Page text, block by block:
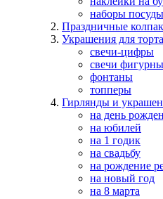
наборы посуды
Праздничные
Украшения для торта
свечи-цифры
свечи
фонтаны
топперы
Гирлянды и
на день
на юбилей
на 1 годик
на свадьбу
на рождение
на новый год
на 8 марта